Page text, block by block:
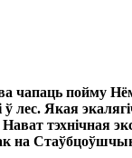
чапаць пойму
лес. Якая
тэхнічная
на